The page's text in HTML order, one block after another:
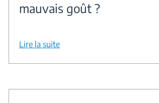
mauvais goût ?
Lire la suite